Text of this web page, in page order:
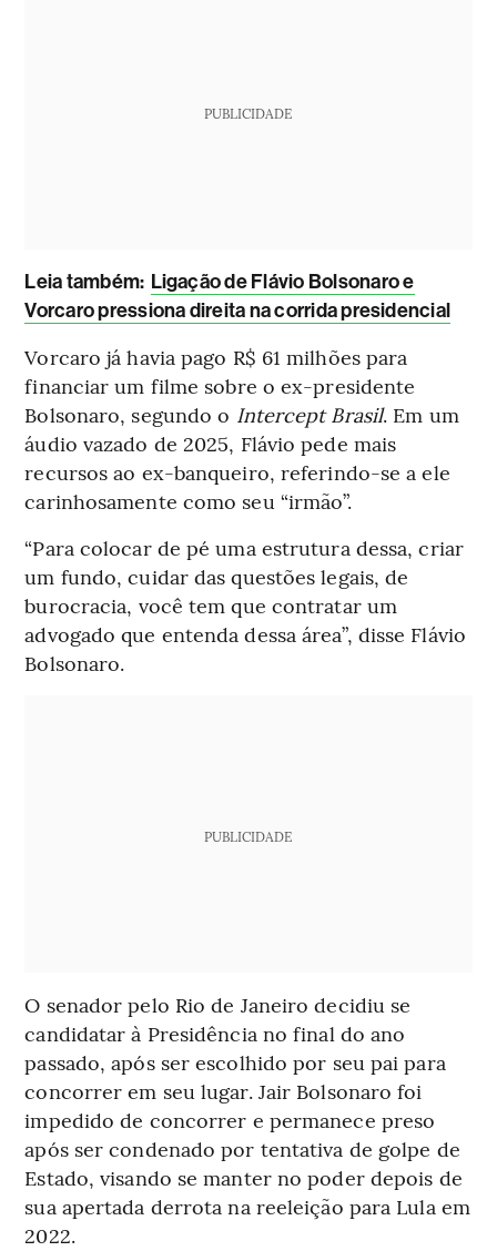
PUBLICIDADE
Leia também: Ligação de Flávio Bolsonaro e
Vorcaro pressiona direita na corrida presidencial
Vorcaro já havia pago R$ 61 milhões para
financiar um filme sobre o ex-presidente
Bolsonaro, segundo o Intercept Brasil. Em um
áudio vazado de 2025, Flávio pede mais
recursos ao ex-banqueiro, referindo-se a ele
carinhosamente como seu “irmão”.
“Para colocar de pé uma estrutura dessa, criar
um fundo, cuidar das questões legais, de
burocracia, você tem que contratar um
advogado que entenda dessa área”, disse Flávio
Bolsonaro.
PUBLICIDADE
O senador pelo Rio de Janeiro decidiu se
candidatar à Presidência no final do ano
passado, após ser escolhido por seu pai para
concorrer em seu lugar. Jair Bolsonaro foi
impedido de concorrer e permanece preso
após ser condenado por tentativa de golpe de
Estado, visando se manter no poder depois de
sua apertada derrota na reeleição para Lula em
2022.